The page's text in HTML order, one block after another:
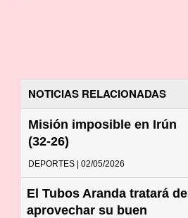
NOTICIAS RELACIONADAS
Misión imposible en Irún
(32-26)
DEPORTES | 02/05/2026
El Tubos Aranda tratará de
aprovechar su buen